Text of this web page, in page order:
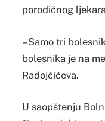
porodičnog
– Samo tri
bolesnika je na
Radojčićeva.
U saopštenju